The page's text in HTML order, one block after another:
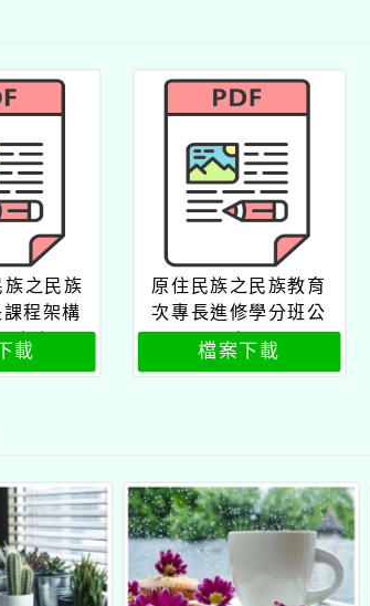
之民族
程架構
容表
載
原住民族之民族教育
次專長進修學分班公
文
檔案下載